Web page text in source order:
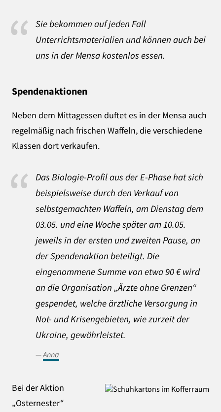
Sie bekommen auf jeden Fall
Unterrichtsmaterialien und können auch bei
uns in der Mensa kostenlos essen.
Spendenaktionen
Neben dem Mittagessen duftet es in der Mensa auch
regelmäßig nach frischen Waffeln, die verschiedene
Klassen dort verkaufen.
Das Biologie-Profil aus der E-Phase hat sich
beispielsweise durch den Verkauf von
selbstgemachten Waffeln, am Dienstag dem
03.05. und eine Woche später am 10.05.
jeweils in der ersten und zweiten Pause, an
der Spendenaktion beteiligt. Die
eingenommene Summe von etwa 90 € wird
an die Organisation „Ärzte ohne Grenzen“
gespendet, welche ärztliche Versorgung in
Not- und Krisengebieten, wie zurzeit der
Ukraine, gewährleistet.
Anna
Bei der Aktion
„Osternester“